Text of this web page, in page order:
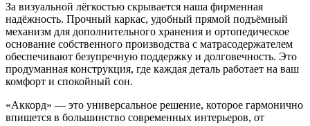
За визуальной лёгкостью скрывается наша фирменная
надёжность. Прочный каркас, удобный прямой подъёмный
механизм для дополнительного хранения и ортопедическое
основание собственного производства с матрасодержателем
обеспечивают безупречную поддержку и долговечность. Это
продуманная конструкция, где каждая деталь работает на ваш
комфорт и спокойный сон.
«Аккорд» — это универсальное решение, которое гармонично
впишется в большинство современных интерьеров, от